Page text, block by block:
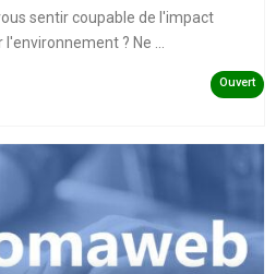
sentir coupable de l'impact
? Ne ...
Ouvert